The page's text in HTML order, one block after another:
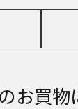
お買物